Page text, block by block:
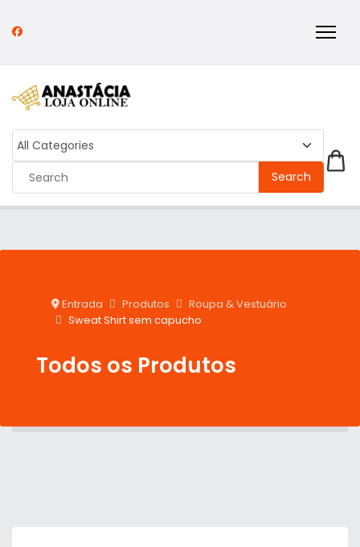
Search
Todos os Produtos
Entrada Produtos
Roupa & Vestuário
Sweat Shirt sem capucho